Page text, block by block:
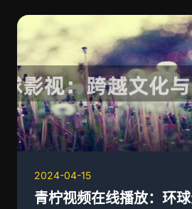
2024-04-15
青柠视频在线播放：环